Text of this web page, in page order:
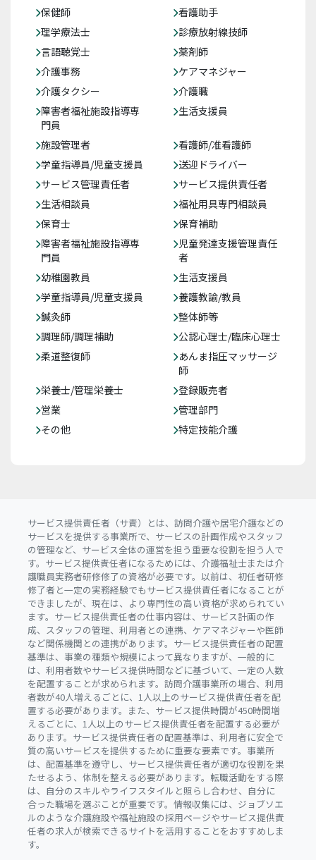
保健師
看護助手
理学療法士
診療放射線技師
言語聴覚士
薬剤師
介護事務
ケアマネジャー
介護タクシー
介護職
障害者福祉施設指導専
門員
生活支援員
施設管理者
看護師/准看護師
学童指導員/児童支援員
送迎ドライバー
サービス管理責任者
サービス提供責任者
生活相談員
福祉用具専門相談員
保育士
保育補助
障害者福祉施設指導専
門員
児童発達支援管理責任
者
幼稚園教員
生活支援員
学童指導員/児童支援員
養護教諭/教員
鍼灸師
整体師等
調理師/調理補助
公認心理士/臨床心理士
柔道整復師
あんま指圧マッサージ
師
栄養士/管理栄養士
登録販売者
営業
管理部門
その他
特定技能介護
サービス提供責任者（サ責）とは、訪問介護や居宅介護などの
サービスを提供する事業所で、サービスの計画作成やスタッフ
の管理など、サービス全体の運営を担う重要な役割を担う人で
す。サービス提供責任者になるためには、介護福祉士または介
護職員実務者研修修了の資格が必要です。以前は、初任者研修
修了者と一定の実務経験でもサービス提供責任者になることが
できましたが、現在は、より専門性の高い資格が求められてい
ます。サービス提供責任者の仕事内容は、サービス計画の作
成、スタッフの管理、利用者との連携、ケアマネジャーや医師
など関係機関との連携があります。サービス提供責任者の配置
基準は、事業の種類や規模によって異なりますが、一般的に
は、利用者数やサービス提供時間などに基づいて、一定の人数
を配置することが求められます。訪問介護事業所の場合、利用
者数が40人増えるごとに、1人以上のサービス提供責任者を配
置する必要があります。また、サービス提供時間が450時間増
えるごとに、1人以上のサービス提供責任者を配置する必要が
あります。サービス提供責任者の配置基準は、利用者に安全で
質の高いサービスを提供するために重要な要素です。事業所
は、配置基準を遵守し、サービス提供責任者が適切な役割を果
たせるよう、体制を整える必要があります。転職活動をする際
は、自分のスキルやライフスタイルと照らし合わせ、自分に
合った職場を選ぶことが重要です。情報収集には、ジョブソエ
ルのような介護施設や福祉施設の採用ページやサービス提供責
任者の求人が検索できるサイトを活用することをおすすめしま
す。